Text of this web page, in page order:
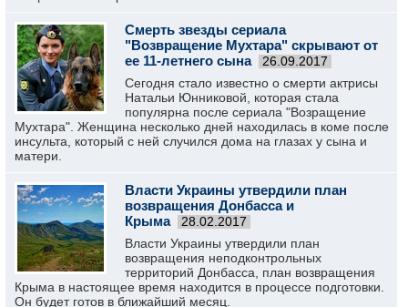
Смерть звезды сериала
"Возвращение Мухтара" скрывают от
ее 11-летнего сына
26.09.2017
Сегодня стало известно о смерти актрисы
Натальи Юнниковой, которая стала
популярна после сериала "Возращение
Мухтара". Женщина несколько дней находилась в коме после
инсульта, который с ней случился дома на глазах у сына и
матери.
Власти Украины утвердили план
возвращения Донбасса и
Крыма
28.02.2017
Власти Украины утвердили план
возвращения неподконтрольных
территорий Донбасса, план возвращения
Крыма в настоящее время находится в процессе подготовки.
Он будет готов в ближайший месяц.